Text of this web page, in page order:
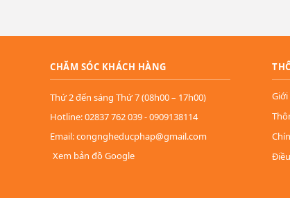
Với kích thước lên đến 110 inch, IFP110G tạo ra một
CHĂM SÓC KHÁCH HÀNG
Thứ 2 đến sáng Thứ 7 (08h00 – 17h00)
Hotline: 02837 762 039 - 0909138114
Email: congngheducphap@gmail.com
Xem bản đồ Google
Giới